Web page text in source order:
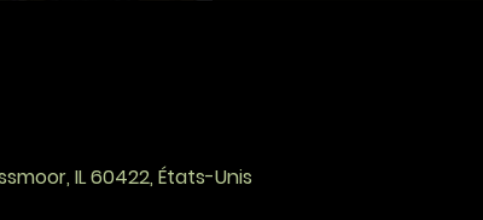
IL 60422, États-Unis